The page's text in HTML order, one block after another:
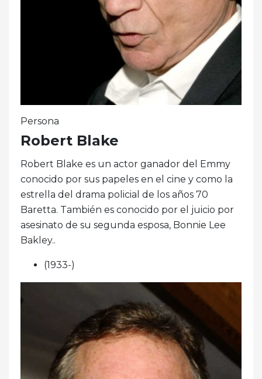
Persona
Robert Blake
Robert Blake es un actor ganador del Emmy
conocido por sus papeles en el cine y como la
estrella del drama policial de los años 70
Baretta. También es conocido por el juicio por
asesinato de su segunda esposa, Bonnie Lee
Bakley..
(1933-)